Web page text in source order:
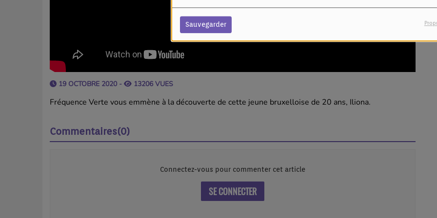
Sauvegarder
19 OCTOBRE 2020 - 13206 VUES
Fréquence Verte vous emmène à la découverte de cette jeune bruxelloise de 20 ans, Iliona.
Commentaires(0)
Connectez-vous pour commenter cet article
SE CONNECTER